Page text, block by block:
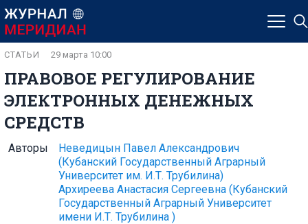
ПРАВОВОЕ РЕГУЛИРОВАНИЕ
ЭЛЕКТРОННЫХ ДЕНЕЖНЫХ
СРЕДСТВ
СТАТЬИ 29 марта 10:00
Авторы
Неведицын Павел Александрович
(Кубанский Государственный Аграрный
Университет им. И.Т. Трубилина)
Архиреева Анастасия Сергеевна (Кубанский
Государственный Аграрный Университет
имени И.Т. Трубилина )